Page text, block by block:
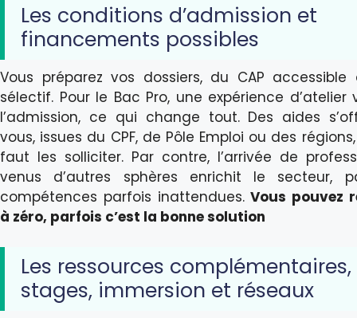
Les conditions d’admission et
financements possibles
Vous préparez vos dossiers, du CAP accessible
sélectif. Pour le Bac Pro, une expérience d’atelier
l’admission, ce qui change tout. Des aides
vous, issues du CPF, de Pôle Emploi ou des
faut les solliciter. Par contre, l’arrivée de
venus d’autres sphères enrichit le secteur,
compétences parfois inattendues.Vous pouvez
à zéro, parfois c’est la bonne solution
Les ressources complémentaires,
stages, immersion et réseaux